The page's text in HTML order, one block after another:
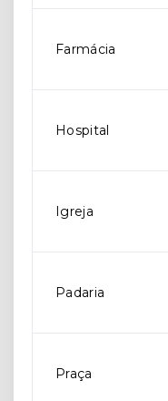
Farmácia
Hospital
Igreja
Padaria
Praça